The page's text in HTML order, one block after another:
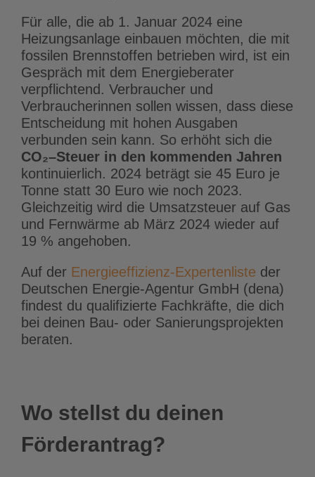
Für alle, die ab 1. Januar 2024 eine
Heizungsanlage einbauen möchten, die mit
fossilen Brennstoffen betrieben wird, ist ein
Gespräch mit dem Energieberater
verpflichtend. Verbraucher und
Verbraucherinnen sollen wissen, dass diese
Entscheidung mit hohen Ausgaben
verbunden sein kann. So erhöht sich die
CO₂–Steuer in den kommenden Jahren
kontinuierlich. 2024 beträgt sie 45 Euro je
Tonne statt 30 Euro wie noch 2023.
Gleichzeitig wird die Umsatzsteuer auf Gas
und Fernwärme ab März 2024 wieder auf
19 % angehoben.
Auf der Energieeffizienz-Expertenliste der
Deutschen Energie-Agentur GmbH (dena)
findest du qualifizierte Fachkräfte, die dich
bei deinen Bau- oder Sanierungsprojekten
beraten.
Wo stellst du deinen
Förderantrag?